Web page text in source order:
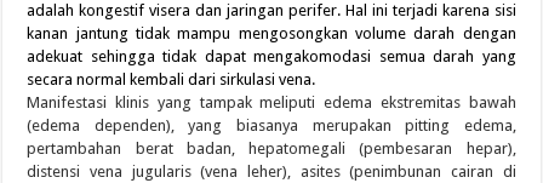
adalah kongestif visera dan jaringan perifer. Hal ini terjadi karena sisi
kanan jantung tidak mampu mengosongkan volume darah dengan
adekuat sehingga tidak dapat mengakomodasi semua darah yang
secara normal kembali dari sirkulasi vena.
Manifestasi klinis yang tampak meliputi edema ekstremitas bawah
(edema dependen), yang biasanya merupakan pitting edema,
pertambahan berat badan, hepatomegali (pembesaran hepar),
distensi vena jugularis (vena leher), asites (penimbunan cairan di